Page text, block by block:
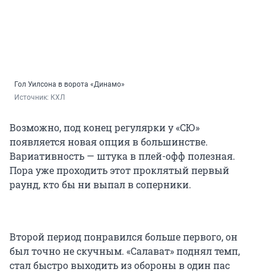
Гол Уилсона в ворота «Динамо»
Источник: КХЛ
Возможно, под конец регулярки у «СЮ»
появляется новая опция в большинстве.
Вариативность — штука в плей-офф полезная.
Пора уже проходить этот проклятый первый
раунд, кто бы ни выпал в соперники.
Второй период понравился больше первого, он
был точно не скучным. «Салават» поднял темп,
стал быстро выходить из обороны в один пас